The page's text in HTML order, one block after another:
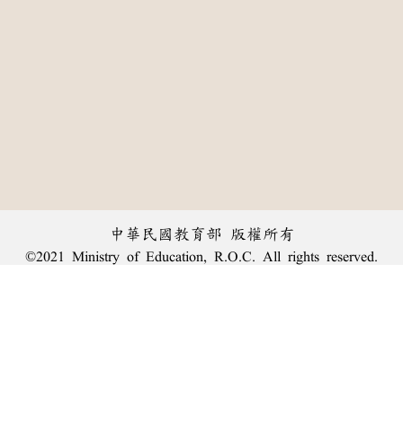
中華民國教育部 版權所有
©2021 Ministry of Education, R.O.C. All rights reserved.